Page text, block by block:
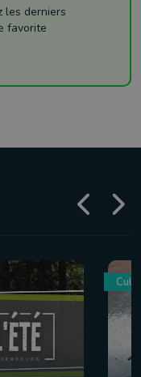
les derniers
favorite